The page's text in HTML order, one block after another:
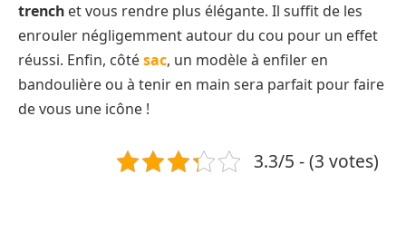
trench et vous rendre plus élégante. Il suffit de les
enrouler négligemment autour du cou pour un effet
réussi. Enfin, côtésac, un modèle à enfiler en
bandoulière ou à tenir en main sera parfait pour faire
de vous une icône !
3.3/5 - (3 votes)